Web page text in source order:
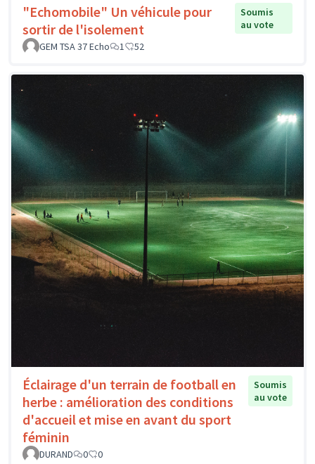
"Echomobile" Un véhicule pour
sortir de l'isolement
Soumis
au vote
GEM TSA 37 Echo
1 52
Éclairage d'un terrain de football en
herbe : amélioration des conditions
d'accueil et mise en avant du sport
féminin
Soumis
au vote
DURAND 0 0